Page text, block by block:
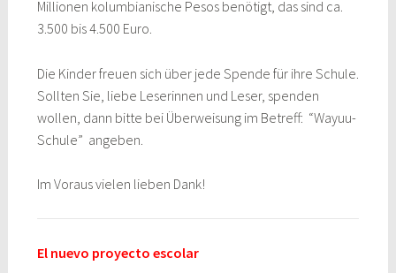
Millionen kolumbianische Pesos benötigt, das sind ca.
3.500 bis 4.500 Euro.
Die Kinder freuen sich über jede Spende für ihre Schule.
Sollten Sie, liebe Leserinnen und Leser, spenden
wollen, dann bitte bei Überweisung im Betreff: “Wayuu-
Schule” angeben.
Im Voraus vielen lieben Dank!
El nuevo proyecto escolar